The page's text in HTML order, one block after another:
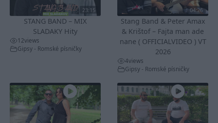
23:15
STANG BAND – MIX
SLADAKY Hity
12views
Gipsy - Romské písničky
04:26
Stang Band & Peter Amax
& Krištof – Fajta man ade
nane ( OFFICIALVIDEO ) VT
2026
4views
Gipsy - Romské písničky